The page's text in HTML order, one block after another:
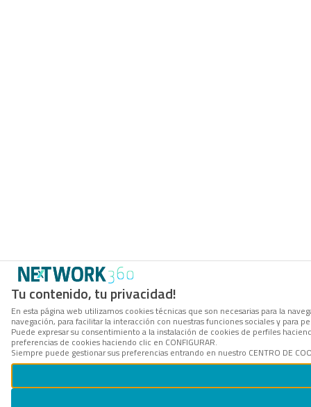
Tu contenido, tu privacidad!
En esta página web utilizamos cookies técnicas que son necesarias para la
navegación, para facilitar la interacción con nuestras funciones sociales y
Puede expresar su consentimiento a la instalación de cookies de perfiles
preferencias de cookies haciendo clic en CONFIGURAR.
Siempre puede gestionar sus preferencias entrando en nuestro CENTRO DE